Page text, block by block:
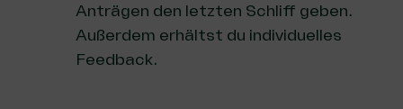
Anträgen den letzten Schliff geben.
Außerdem erhältst du individuelles
Feedback.